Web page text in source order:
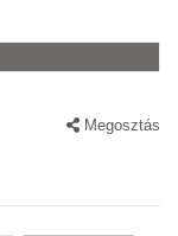
Megosztás